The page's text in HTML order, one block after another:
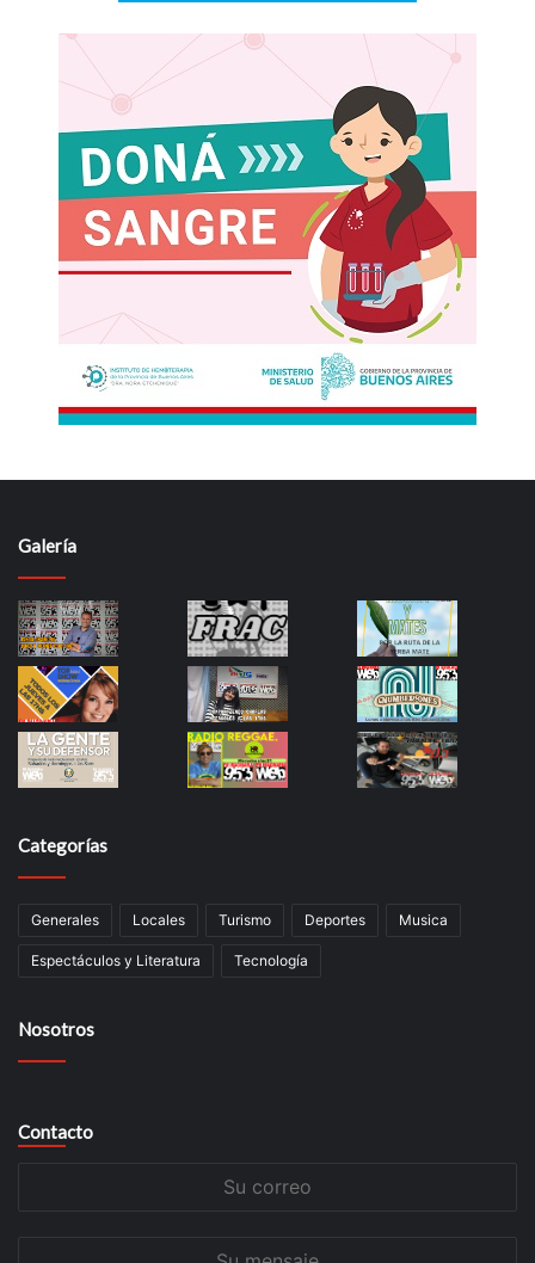
Galería
Categorías
Generales Locales Turismo Deportes Musica
Espectáculos y Literatura Tecnología
Nosotros
Contacto